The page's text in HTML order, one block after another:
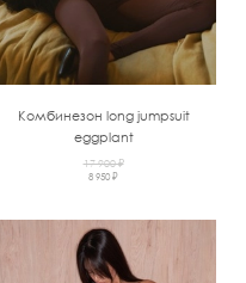
Комбинезон long jumpsuit
eggplant
17 900 ₽
8 950 ₽